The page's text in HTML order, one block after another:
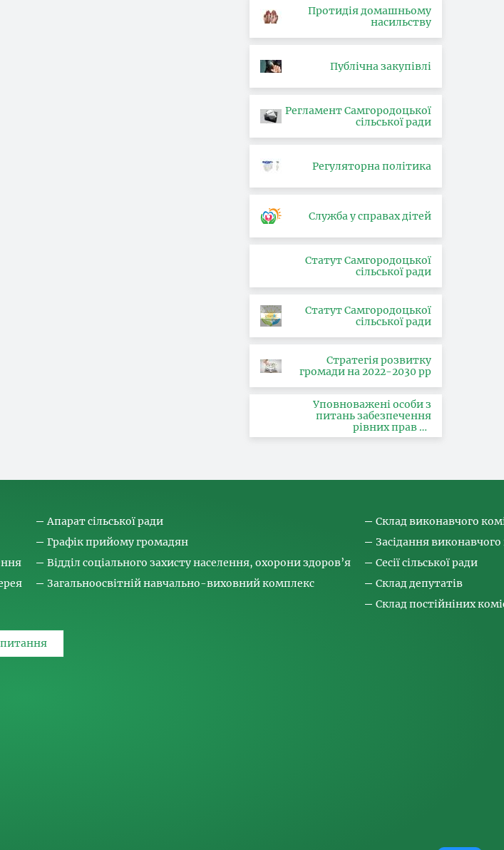
Протидія домашньому
насильству
Публічна закупівлі
Регламент Самгородоцької
сільської ради
Регуляторна політика
Служба у справах дітей
Статут Самгородоцької
сільської ради
Статут Самгородоцької
сільської ради
Стратегія розвитку
громади на 2022-2030 рр
Уповноважені особи з
питань забезпечення
рівних прав та
можливостей жінок і
здійснення заходів,
людьми та координатора
Апарат сільської ради
Графік прийому громадян
Відділ соціального захисту населення, охорони здоров’я
Загальноосвітній навчально-виховний комплекс
Склад виконавчого
Засідання
Сесії сільської ради
Склад депутатів
Склад постійніних